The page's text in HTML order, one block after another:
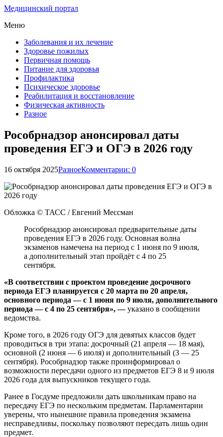
Медицинский портал
Меню
Заболевания и их лечение
Здоровье пожилых
Первичная помощь
Питание для здоровья
Профилактика
Психическое здоровье
Реабилитация и восстановление
Физическая активность
Разное
Рособрнадзор анонсировал даты
проведения ЕГЭ и ОГЭ в 2026 году
16 октября 2025РазноеКомментарии: 0
Обложка © ТАСС / Евгений Мессман
Рособрнадзор анонсировал предварительные даты
проведения ЕГЭ в 2026 году. Основная волна
экзаменов намечена на период с 1 июня по 9 июля,
а дополнительный этап пройдёт с 4 по 25
сентября.
«В соответствии с проектом проведение досрочного
периода ЕГЭ планируется с 20 марта по 20 апреля,
основного периода — с 1 июня по 9 июля, дополнительного
периода — с 4 по 25 сентября», —указано в сообщении
ведомства.
Кроме того, в 2026 году ОГЭ для девятых классов будет
проводиться в три этапа: досрочный (21 апреля — 18 мая),
основной (2 июня — 6 июля) и дополнительный (3 — 25
сентября). Рособрнадзор также проинформировал о
возможности пересдачи одного из предметов ЕГЭ 8 и 9 июля
2026 года для выпускников текущего года.
Ранее в Госдуме предложили дать школьникам право на
пересдачу ЕГЭ по нескольким предметам. Парламентарии
уверены, что нынешние правила проведения экзамена
несправедливы, поскольку позволяют пересдать лишь один
предмет.